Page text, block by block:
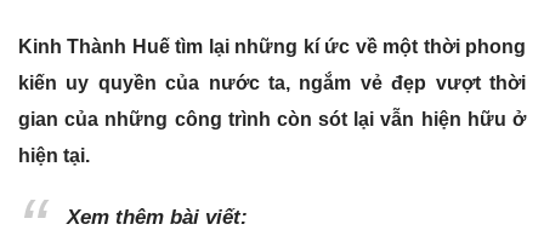
Kinh Thành Huế tìm lại những kí ức về một thời phong
kiến uy quyền của nước ta, ngắm vẻ đẹp vượt thời
gian của những công trình còn sót lại vẫn hiện hữu ở
hiện tại.
Xem thêm bài viết: